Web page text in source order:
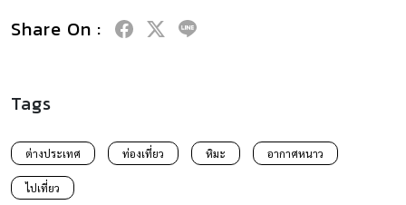
Share On :
Tags
ต่างประเทศ ท่องเที่ยว หิมะ อากาศหนาว
ไปเที่ยว